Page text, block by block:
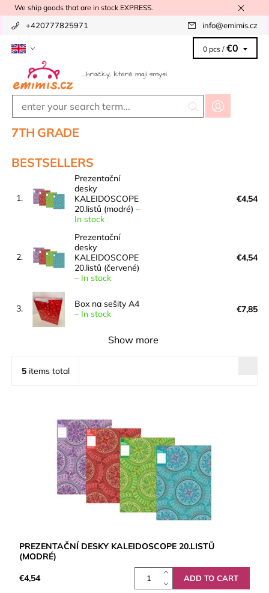
We ship goods that are in stock EXPRESS.
+420777825971 info@emimis.cz
0 pcs / €0
7TH GRADE
BESTSELLERS
1.
Prezentační
desky
KALEIDOSCOPE
20.listů (modré) –
In stock
€4,54
2.
Prezentační
desky
KALEIDOSCOPE
20.listů (červené)
– In stock
€4,54
3.
Box na sešity A4
– In stock €7,85
Show more
5 items total
PREZENTAČNÍ DESKY KALEIDOSCOPE 20.LISTŮ
(MODRÉ)
€4,54